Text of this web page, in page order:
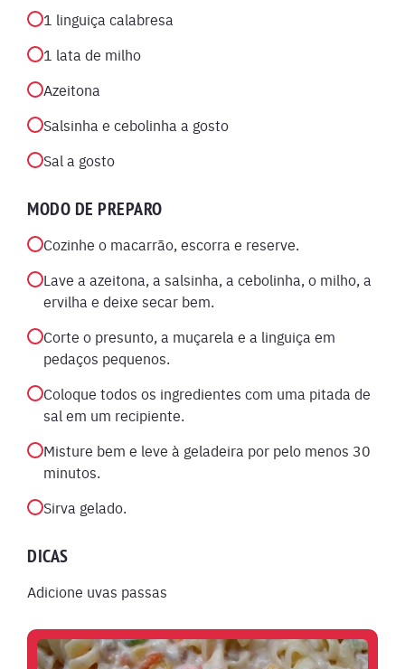
1 linguiça calabresa
1 lata de milho
Azeitona
Salsinha e cebolinha a gosto
Sal a gosto
MODO DE PREPARO
Cozinhe o macarrão, escorra e reserve.
Lave a azeitona, a salsinha, a cebolinha, o milho, a
ervilha e deixe secar bem.
Corte o presunto, a muçarela e a linguiça em
pedaços pequenos.
Coloque todos os ingredientes com uma pitada de
sal em um recipiente.
Misture bem e leve à geladeira por pelo menos 30
minutos.
Sirva gelado.
DICAS
Adicione uvas passas